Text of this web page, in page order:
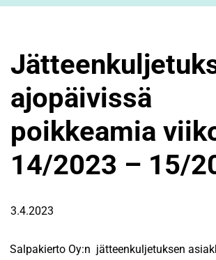
ajopäivissä
poikkeamia
14/2023 – 15/
3.4.2023
Salpakierto Oy:n jätteenkuljetuksen